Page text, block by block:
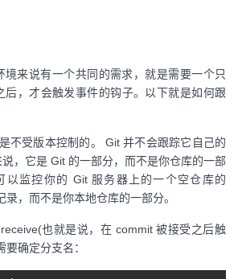
境来说有一个共同的需求，就是需要一个只
后，才会触发事件的钩子。以下就是如何跟
不受版本控制的。 Git 并不会跟踪它自己的
，它是 Git 的一部分，而不是你仓库的一部
以监控你的 Git 服务器上的一个空仓库的
，而不是你本地仓库的一部分。
也就是说，在 commit 被接受之后触
确定分支名：